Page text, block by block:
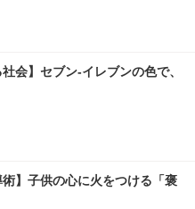
会】セブン‐イレブンの色で、
術】子供の心に火をつける「褒